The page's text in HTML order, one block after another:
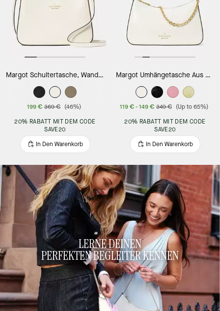
Margot Schultertasche, Wandelbar
199 € 369 € (46%)
20% RABATT MIT DEM CODE
SAVE20
In Den Warenkorb
Margot Umhängetasche Aus Strukturiertem Lackleder, Wandelbar
119 €-149 € 349 € (Up to 65%)
20% RABATT MIT DEM CODE
SAVE20
In Den Warenkorb
LERNE DEINEN
PERFEKTEN BEGLEITER KENNEN